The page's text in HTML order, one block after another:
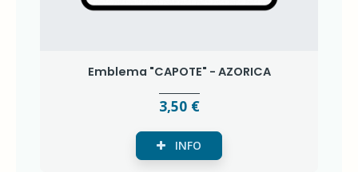
Emblema "CAPOTE" - AZORICA
3,50 €
INFO